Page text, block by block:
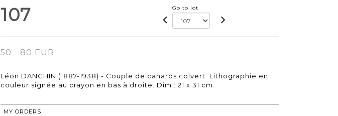
107 Go to lot
50 - 80 EUR
Léon DANCHIN (1887-1938) - Couple de canards colvert. Lithographie en
couleur signée au crayon en bas à droite. Dim : 21 x 31 cm.
MY ORDERS